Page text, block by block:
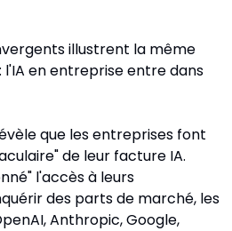
illustrent la même
en entreprise entre dans
que les entreprises font
de leur facture IA.
l'accès à leurs
des parts de marché, les
Anthropic, Google,